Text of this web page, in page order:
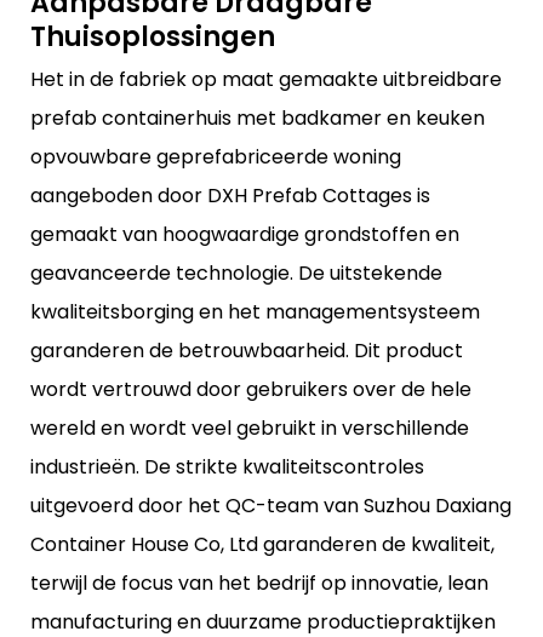
Thuisoplossingen
Het in de fabriek op maat gemaakte uitbreidbare
prefab containerhuis met badkamer en keuken
opvouwbare geprefabriceerde woning
aangeboden door DXH Prefab Cottages is
gemaakt van hoogwaardige grondstoffen en
geavanceerde technologie. De uitstekende
kwaliteitsborging en het managementsysteem
garanderen de betrouwbaarheid. Dit product
wordt vertrouwd door gebruikers over de hele
wereld en wordt veel gebruikt in verschillende
industrieën. De strikte kwaliteitscontroles
uitgevoerd door het QC-team van Suzhou Daxiang
Container House Co, Ltd garanderen de kwaliteit,
terwijl de focus van het bedrijf op innovatie, lean
manufacturing en duurzame productiepraktijken